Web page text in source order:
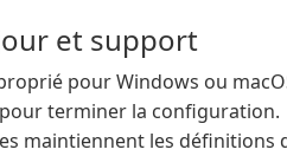
et support
pour Windows ou
pour terminer la configuration.
maintiennent les définitions